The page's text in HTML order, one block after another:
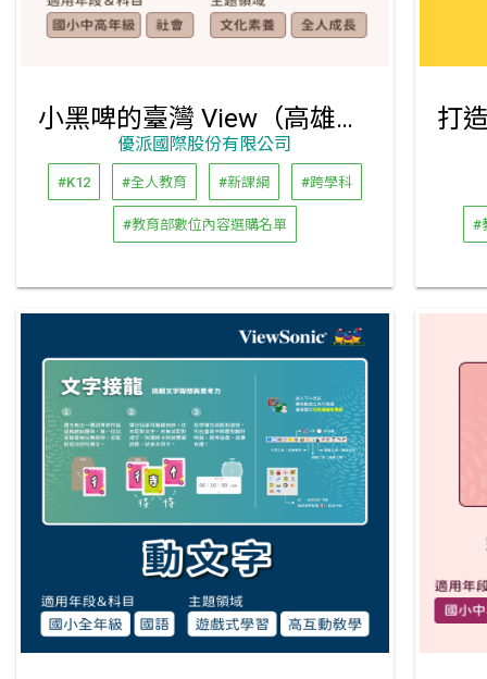
小黑啤的臺灣 View（高雄篇、臺南篇）
優派國際股份有限公司
#K12 #全人教育 #新課綱 #跨學科
#教育部數位內容選購名單 #